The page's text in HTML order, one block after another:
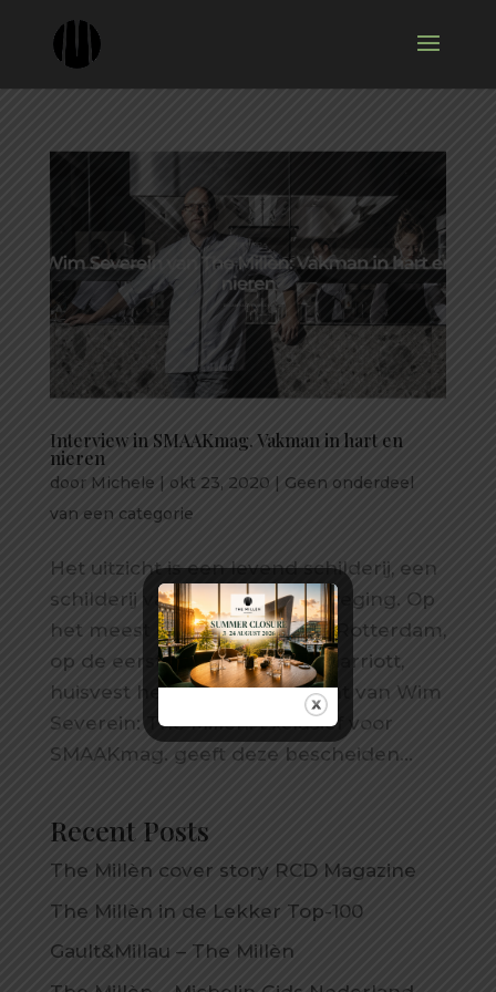
Interview in SMAAKmag. Vakman in hart en
nieren
door Michele | okt 23, 2020 | Geen onderdeel
van een categorie
Het uitzicht is een levend schilderij, een
schilderij van een stad in beweging. Op
het meest centrale punt van Rotterdam,
op de eerste etage van het Marriott,
huisvest het sterrenrestaurant van Wim
Severein: The Millèn. Exclusief voor
SMAAKmag. geeft deze bescheiden...
Recent Posts
The Millèn cover story RCD Magazine
The Millèn in de Lekker Top-100
Gault&Millau – The Millèn